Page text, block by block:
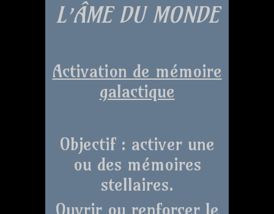
L’ÂME DU MONDE
Activation de mémoire
galactique
Objectif : activer une
ou des mémoires
stellaires.
Ouvrir ou renforcer le